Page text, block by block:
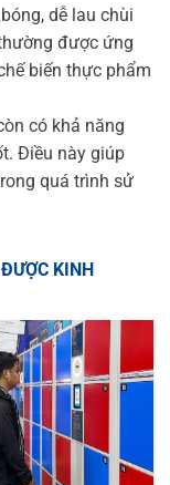
dễ lau chùi
được ứng
biến thực phẩm
có khả năng
Điều này giúp
quá trình sử
KINH